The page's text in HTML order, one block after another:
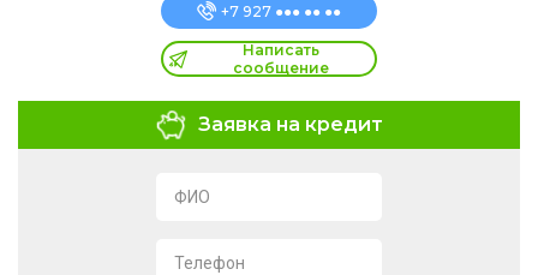
+7 927 ●●● ●● ●●
Написать
сообщение
Заявка на кредит
ФИО
Телефон